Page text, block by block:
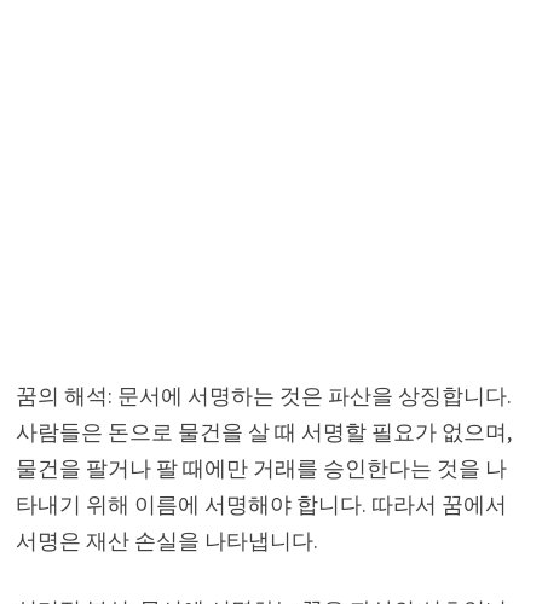
꿈의 해석: 문서에 서명하는 것은 파산을 상징합니다.
사람들은 돈으로 물건을 살 때 서명할 필요가 없으며,
물건을 팔거나 팔 때에만 거래를 승인한다는 것을 나
타내기 위해 이름에 서명해야 합니다. 따라서 꿈에서
서명은 재산 손실을 나타냅니다.